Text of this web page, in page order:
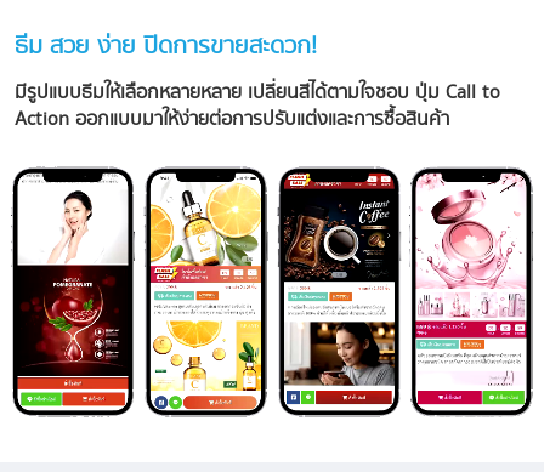
ธีม สวย ง่าย ปิดการขายสะดวก!
มีรูปแบบธีมให้เลือกหลายหลาย เปลี่ยนสีได้ตามใจชอบ ปุ่ม Call to
Action ออกแบบมาให้ง่ายต่อการปรับแต่งและการซื้อสินค้า